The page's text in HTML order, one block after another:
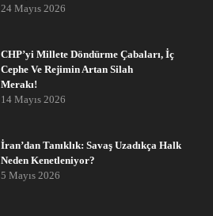
24 Mayıs 2026
CHP’yi Millete Döndürme Çabaları, İç
Cephe Ve Rejimin Artan Silah
Merakı!
14 Mayıs 2026
İran’dan Tanıklık: Savaş Uzadıkça Halk
Neden Kenetleniyor?
5 Mayıs 2026